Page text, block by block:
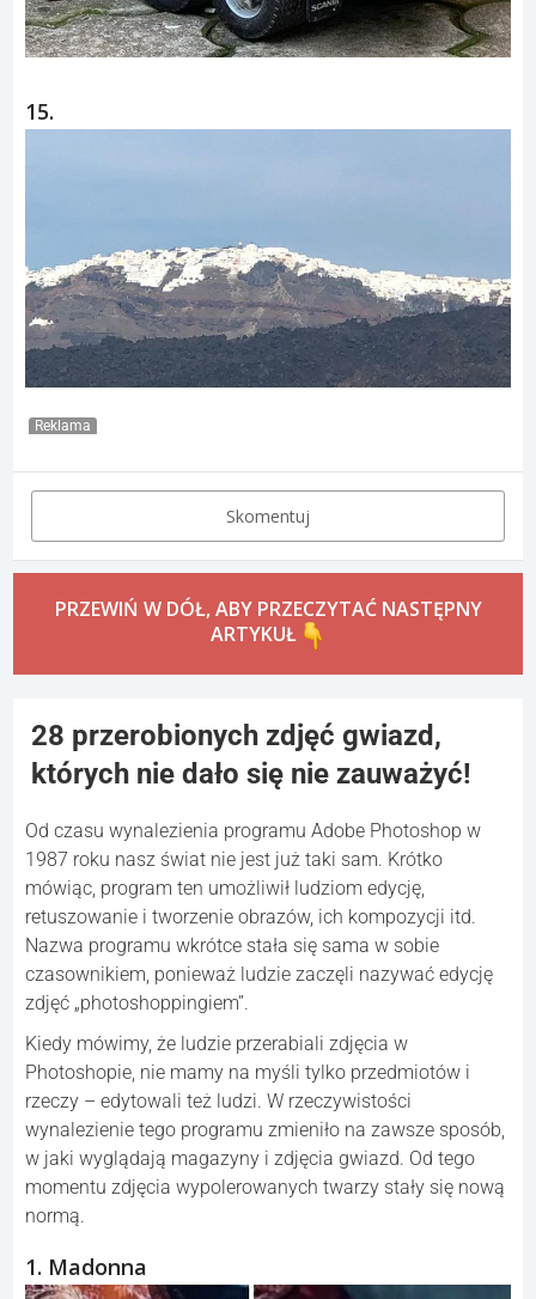
15.
Reklama
Skomentuj
PRZEWIŃ W DÓŁ, ABY PRZECZYTAĆ NASTĘPNY
ARTYKUŁ
28 przerobionych zdjęć gwiazd,
których nie dało się nie zauważyć!
Od czasu wynalezienia programu Adobe Photoshop w
1987 roku nasz świat nie jest już taki sam. Krótko
mówiąc, program ten umożliwił ludziom edycję,
retuszowanie i tworzenie obrazów, ich kompozycji itd.
Nazwa programu wkrótce stała się sama w sobie
czasownikiem, ponieważ ludzie zaczęli nazywać edycję
zdjęć „photoshoppingiem”.
Kiedy mówimy, że ludzie przerabiali zdjęcia w
Photoshopie, nie mamy na myśli tylko przedmiotów i
rzeczy – edytowali też ludzi. W rzeczywistości
wynalezienie tego programu zmieniło na zawsze sposób,
w jaki wyglądają magazyny i zdjęcia gwiazd. Od tego
momentu zdjęcia wypolerowanych twarzy stały się nową
normą.
1. Madonna